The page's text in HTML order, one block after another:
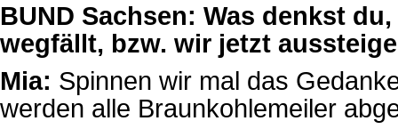
BUND Sachsen: Was denkst
wegfällt, bzw. wir jetzt
Mia: Spinnen wir mal das
werden alle Braunkohlemeiler